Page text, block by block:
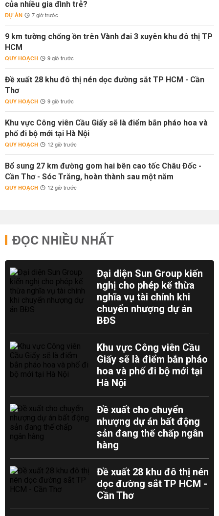
của nhiều gia đình trẻ?
DỰ ÁN 7 giờ trước
9 km tường chống ồn trên Vành đai 3 xuyên khu đô thị TP
HCM
QUY HOẠCH 9 giờ trước
Đề xuất 28 khu đô thị nén dọc đường sắt TP HCM - Cần
Thơ
QUY HOẠCH 9 giờ trước
Khu vực Công viên Cầu Giấy sẽ là điểm bắn pháo hoa và
phố đi bộ mới tại Hà Nội
QUY HOẠCH 12 giờ trước
Bổ sung 27 km đường gom hai bên cao tốc Châu Đốc -
Cần Thơ - Sóc Trăng, hoàn thành sau một năm
QUY HOẠCH 12 giờ trước
ĐỌC NHIỀU NHẤT
Đại diện Sun Group kiến
nghị cho phép kế thừa
nghĩa vụ tài chính khi
chuyển nhượng dự án
BĐS
Khu vực Công viên Cầu
Giấy sẽ là điểm bắn pháo
hoa và phố đi bộ mới tại
Hà Nội
Đề xuất cho chuyển
nhượng dự án bất động
sản đang thế chấp ngân
hàng
Đề xuất 28 khu đô thị nén
dọc đường sắt TP HCM -
Cần Thơ